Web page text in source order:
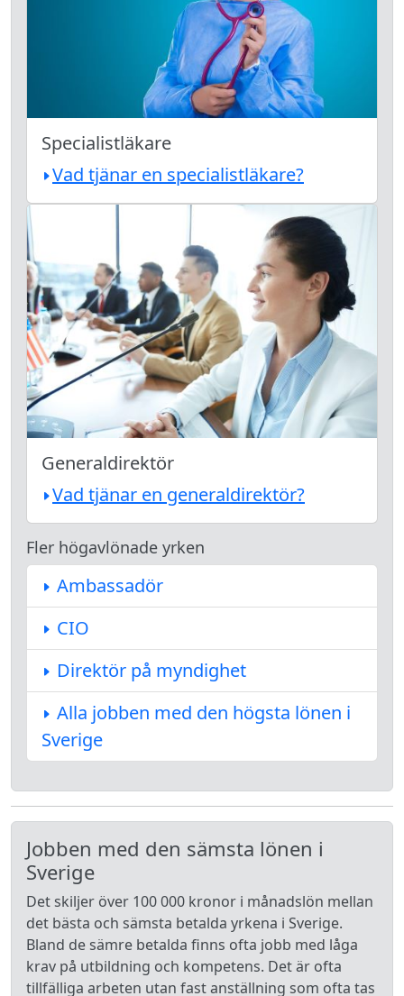
Specialistläkare
Vad tjänar en specialistläkare?
Generaldirektör
Vad tjänar en generaldirektör?
Fler högavlönade yrken
Ambassadör
CIO
Direktör på myndighet
Alla jobben med den högsta lönen i
Sverige
Jobben med den sämsta lönen i
Sverige
Det skiljer över 100 000 kronor i månadslön mellan
det bästa och sämsta betalda yrkena i Sverige.
Bland de sämre betalda finns ofta jobb med låga
krav på utbildning och kompetens. Det är ofta
tillfälliga arbeten utan fast anställning som ofta tas